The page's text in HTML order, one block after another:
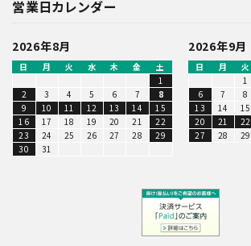
営業日カレンダー
2026年8月
日 月 火 水 木 金
土
1
2
3 4 5 6 7
8
9
10 11 12 13 14
15
16
17 18 19 20 21
22
23
24 25 26 27 28
29
30
31
2026年9月
日 月 火
1
6
7 8
13
14 15
20
21 22
27
28 29